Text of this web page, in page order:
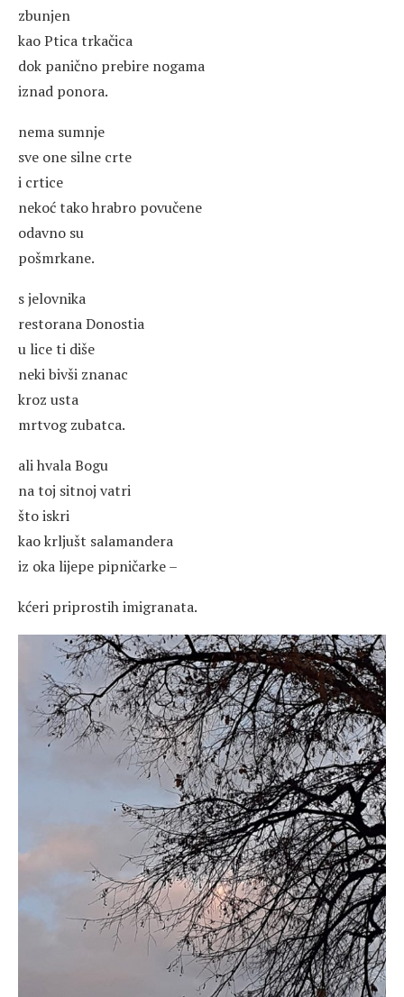
zbunjen
kao Ptica trkačica
dok panično prebire nogama
iznad ponora.
nema sumnje
sve one silne crte
i crtice
nekoć tako hrabro povučene
odavno su
pošmrkane.
s jelovnika
restorana Donostia
u lice ti diše
neki bivši znanac
kroz usta
mrtvog zubatca.
ali hvala Bogu
na toj sitnoj vatri
što iskri
kao krljušt salamandera
iz oka lijepe pipničarke –
kćeri priprostih imigranata.